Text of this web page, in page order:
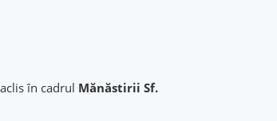
în cadrul Mănăstirii Sf.